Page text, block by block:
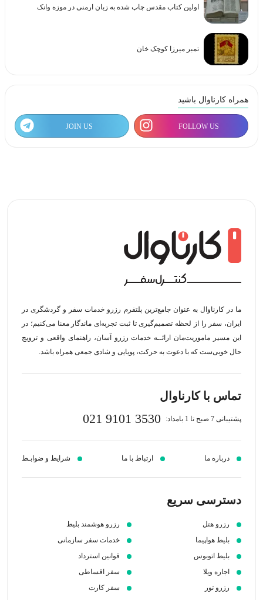
اولین کتاب مقدس چاپ شده به زبان ارمنی در موزه وانک
تمبر میرزا کوچک خان
همراه کارناوال باشید
FOLLOW US
JOIN US
ما در کارناوال به عنوان جامع‌ترین پلتفرم رزرو خدمات سفر و گردشگری در
ایران، سفر را از لحظه‌ تصمیم‌گیری تا ثبت تجربه‌ای ماندگار معنا می‌کنیم؛ در
این مسیر‍ ماموریت‌مان اراﺋــﻪ خدمات رزرو آسان، راهنمای واقعی و ترویج
حال خوبی‌ست که با دعوت به حرکت، پویایی و شادی جمعی همراه باشد.
تماس با کارناوال
پشتیبانی 7 صبح تا 1 بامداد: 021 9101 3530
درباره ما ارتباط با ما شرایط و ضوابـط
دسترسی سریع
رزرو هتل
بلیط هواپیما
بلیط اتوبوس
اجاره ویلا
رزرو تور
رزرو هوشمند بلیط
خدمات سفر سازمانی
قوانین استرداد
سفر اقساطی
سفر کارت